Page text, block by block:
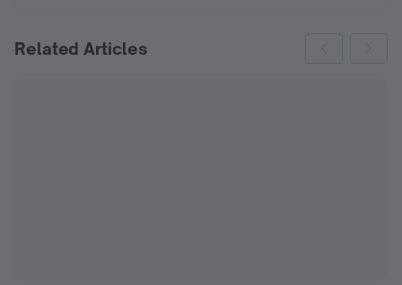
Related Articles